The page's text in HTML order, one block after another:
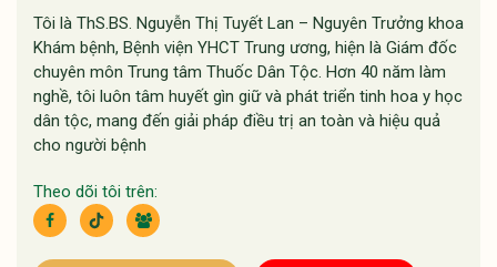
Tôi là ThS.BS. Nguyễn Thị Tuyết Lan – Nguyên Trưởng khoa
Khám bệnh, Bệnh viện YHCT Trung ương, hiện là Giám đốc
chuyên môn Trung tâm Thuốc Dân Tộc. Hơn 40 năm làm
nghề, tôi luôn tâm huyết gìn giữ và phát triển tinh hoa y học
dân tộc, mang đến giải pháp điều trị an toàn và hiệu quả
cho người bệnh
Theo dõi tôi trên: